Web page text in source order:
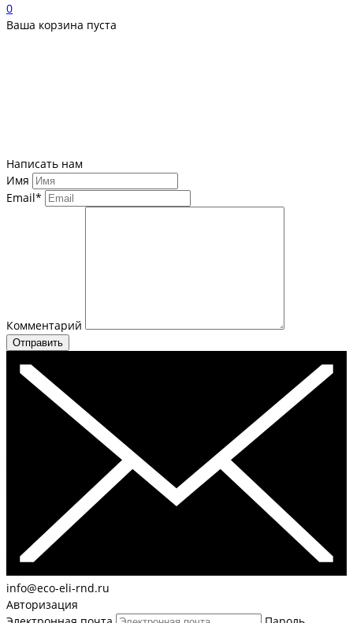
0
Ваша корзина пуста
Написать нам
Имя
Email*
Комментарий
Отправить
info@eco-eli-rnd.ru
Авторизация